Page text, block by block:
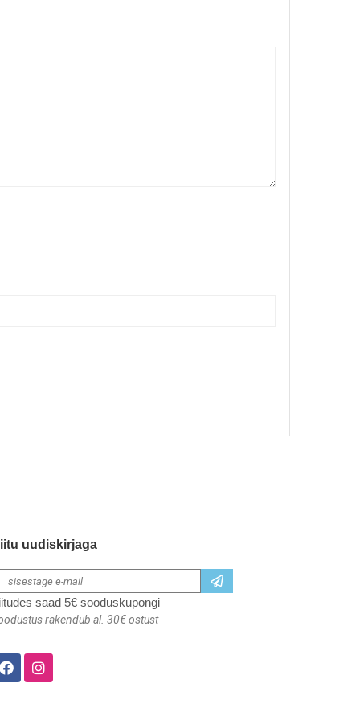
uudiskirjaga
saad 5€ sooduskupongi
rakendub al. 30€ ostust